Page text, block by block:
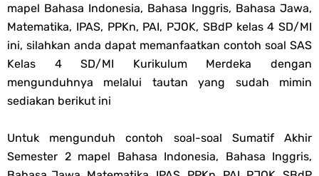
mapel Bahasa Indonesia, Bahasa Inggris, Bahasa Jawa,
Matematika, IPAS, PPKn, PAI, PJOK, SBdP kelas 4 SD/MI
ini, silahkan anda dapat memanfaatkan contoh soal SAS
Kelas 4 SD/MI Kurikulum Merdeka dengan
mengunduhnya melalui tautan yang sudah mimin
sediakan berikut ini
Untuk mengunduh contoh soal-soal Sumatif Akhir
Semester 2 mapel Bahasa Indonesia, Bahasa Inggris,